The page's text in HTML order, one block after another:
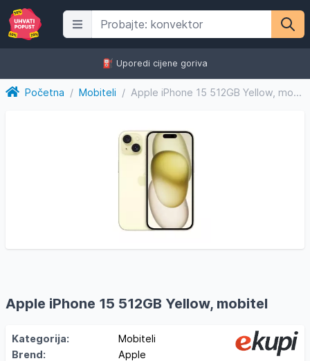
⛽️ Uporedi cijene goriva
Početna / Mobiteli / Apple iPhone 15 512GB Yellow, mobitel
Apple iPhone 15 512GB Yellow, mobitel
Kategorija:
Mobiteli
Brend:
Apple